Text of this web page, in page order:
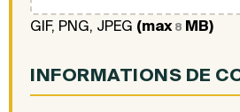
GIF, PNG, JPEG (max 8 MB)
INFORMATIONS DE